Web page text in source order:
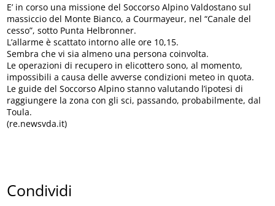
E’ in corso una missione del Soccorso Alpino Valdostano sul
massiccio del Monte Bianco, a Courmayeur, nel “Canale del
cesso”, sotto Punta Helbronner.
L’allarme è scattato intorno alle ore 10,15.
Sembra che vi sia almeno una persona coinvolta.
Le operazioni di recupero in elicottero sono, al momento,
impossibili a causa delle avverse condizioni meteo in quota.
Le guide del Soccorso Alpino stanno valutando l’ipotesi di
raggiungere la zona con gli sci, passando, probabilmente, dal
Toula.
(re.newsvda.it)
Condividi